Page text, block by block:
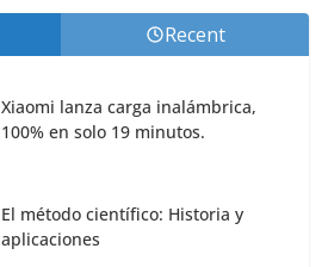
Recent
Xiaomi lanza carga inalámbrica,
100% en solo 19 minutos.
El método científico: Historia y
aplicaciones